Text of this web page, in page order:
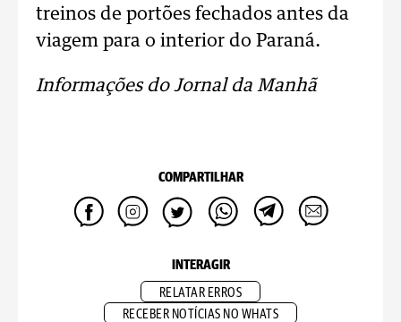
treinos de portões fechados antes da
viagem para o interior do Paraná.
Informações do Jornal da Manhã
COMPARTILHAR
INTERAGIR
RELATAR ERROS
RECEBER NOTÍCIAS NO WHATS